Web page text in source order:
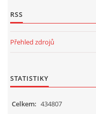
KALENDÁŘ PRO DĚTI
STÁTNÍ SVÁTKY
SVATÝ VÁCLAV
RSS
Přehled zdrojů
STATISTIKY
Celkem: 434807